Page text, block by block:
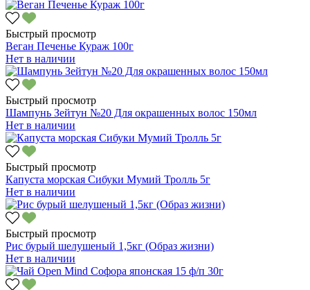
Быстрый просмотр
Веган Печенье Кураж 100г
Нет в наличии
Быстрый просмотр
Шампунь Зейтун №20 Для окрашенных волос 150мл
Нет в наличии
Быстрый просмотр
Капуста морская Сибуки Мумий Тролль 5г
Нет в наличии
Быстрый просмотр
Рис бурый шелушеный 1,5кг (Образ жизни)
Нет в наличии